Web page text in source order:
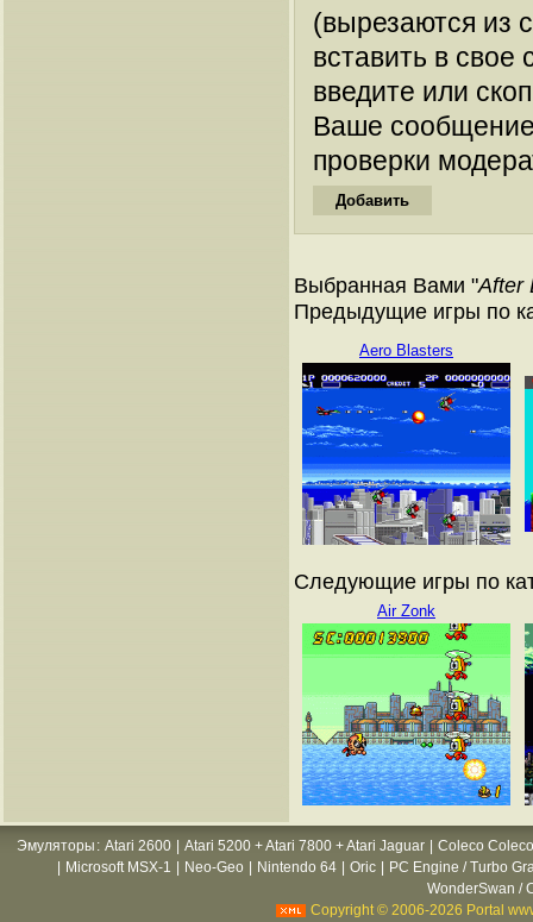
(вырезаются из
вставить в
введите или
Ваше
проверки
Выбранная Вами "After
Предыдущие игры по
Aero Blasters
Следующие игры по
Air Zonk
Эмуляторы : Atari 2600 Atari 5200 + Atari 7800 + Atari Jaguar
Coleco
Microsoft MSX-1 Neo-Geo Nintendo 64 Oric
PC Engine / Turbo
WonderSwan /
Copyright © 2006-2026 Portal